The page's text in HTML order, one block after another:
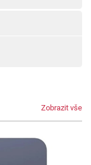
Zobrazit vše